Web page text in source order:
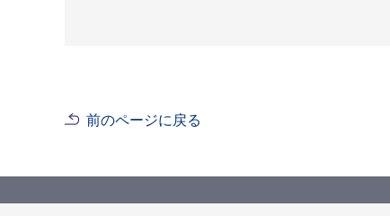
前のページに戻る